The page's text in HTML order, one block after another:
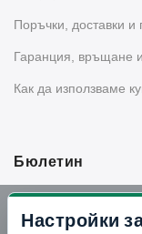
Поръчки, доставки
Гаранция, връщане
Как да използваме
Бюлетин
Вземи -10%
Настройки